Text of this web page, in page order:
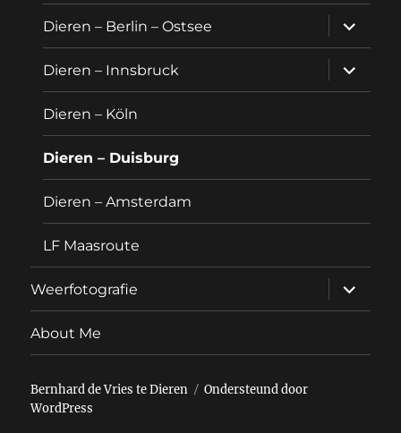
Dieren – Berlin – Ostsee
Dieren – Innsbruck
Dieren – Köln
Dieren – Duisburg
Dieren – Amsterdam
LF Maasroute
Weerfotografie
About Me
Bernhard de Vries te Dieren
Ondersteund door
WordPress